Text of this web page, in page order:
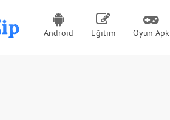
Android Eğitim Oyun Apk